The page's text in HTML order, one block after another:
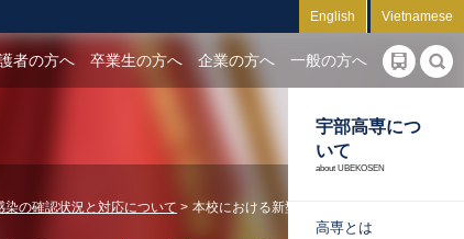
English Vietnamese
者の方へ 卒業生の方へ 企業の方へ 一般の方へ
の確認状況と対応について
本校における新型コロナウイルス感染
宇部高専につ
いて
about UBEKOSEN
高専とは